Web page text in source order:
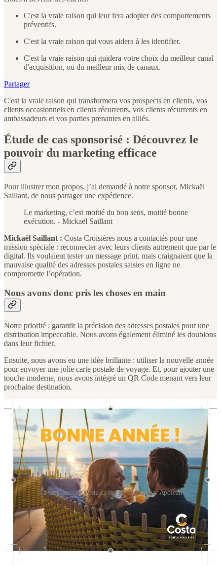
C'est la vraie raison qui leur fera adopter des comportements
préventifs.
C'est la vraie raison qui vous aidera à les identifier.
C'est la vraie raison qui guidera votre choix du meilleur canal
d'acquisition, ou du meilleur mix de canaux.
Partager
C'est la vraie raison qui transformera vos prospects en clients, vos
clients occasionnels en clients récurrents, vos clients récurrents en
ambassadeurs et vos parties prenantes en alliés.
Étude de cas sponsorisé : Découvrez le
pouvoir du marketing efficace
Pour illustrer mon propos, j’ai demandé à notre sponsor, Mickaël
Saillant, de nous partager une expérience.
Le marketing, c’est moitié du bon sens, moitié bonne
exécution. - Mickaël Saillant
Mickaël Saillant : Costa Croisières nous a contactés pour une
mission spéciale : reconnecter avec leurs clients autrement que par le
digital. Ils voulaient tester un message print, mais craignaient que la
mauvaise qualité des adresses postales saisies en ligne ne
compromette l’opération.
Nous avons donc pris les choses en main
Notre priorité : garantir la précision des adresses postales pour une
distribution impeccable. Nous avons également éliminé les doublons
dans leur fichier.
Ensuite, nous avons eu une idée brillante : utiliser la nouvelle année
pour envoyer une jolie carte postale de voyage. Et, pour ajouter une
touche moderne, nous avons intégré un QR Code menant vers leur
prochaine destination.
La carte postale Costa Croisière réalisée par Apolean
Le résultat ?
Une opération rentable. Plus de 600 visites sur le site grâce à une
communication simple et mémorable. Les clients ont adoré recevoir